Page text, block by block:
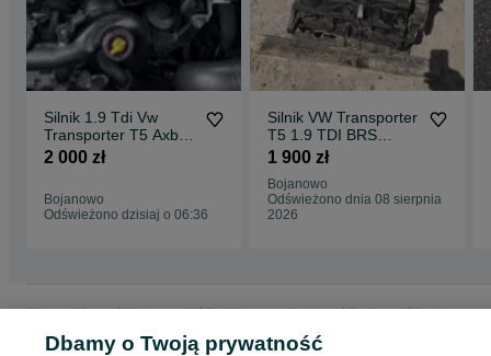
Silnik 1.9 Tdi Vw
Transporter T5 Axb
Axc 8v Volkswagen
2 000 zł
Bojanowo
Odświeżono dzisiaj o 06:36
Silnik VW Transporter
T5 1.9 TDI BRS
102KM 2007r
1 900 zł
Bojanowo
Odświeżono dnia 08 sierpnia
2026
Strona główna Motoryzacja Części samochodowe Osobowe
Osobowe -
Wielkopolskie
Osobowe - Leszno
Dbamy o Twoją prywatność